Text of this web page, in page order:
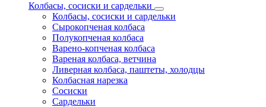
Колбасы, сосиски и сардельки
Колбасы, сосиски и сардельки
Сырокопченая колбаса
Полукопченая колбаса
Варено-копченая колбаса
Вареная колбаса, ветчина
Ливерная колбаса, паштеты, холодцы
Колбасная нарезка
Сосиски
Сардельки